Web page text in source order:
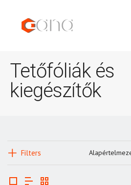
Tetőfóliák és
kiegészítők
Filters